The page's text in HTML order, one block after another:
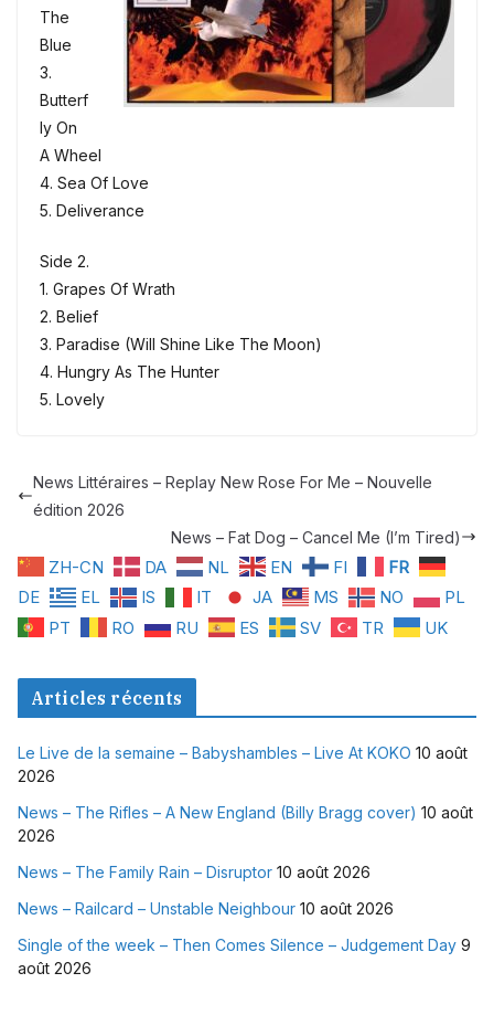
The
Blue
3.
Butterf
ly On
A Wheel
4. Sea Of Love
5. Deliverance
Side 2.
1. Grapes Of Wrath
2. Belief
3. Paradise (Will Shine Like The Moon)
4. Hungry As The Hunter
5. Lovely
News Littéraires – Replay New Rose For Me – Nouvelle
édition 2026
News – Fat Dog – Cancel Me (I’m Tired)
ZH-CN DA NL EN FI
FR
DE
EL IS IT JA MS NO
PL
PT
RO RU ES SV TR UK
Articles récents
Le Live de la semaine – Babyshambles – Live At KOKO 10 août
2026
News – The Rifles – A New England (Billy Bragg cover) 10 août
2026
News – The Family Rain – Disruptor 10 août 2026
News – Railcard – Unstable Neighbour 10 août 2026
Single of the week – Then Comes Silence – Judgement Day 9
août 2026